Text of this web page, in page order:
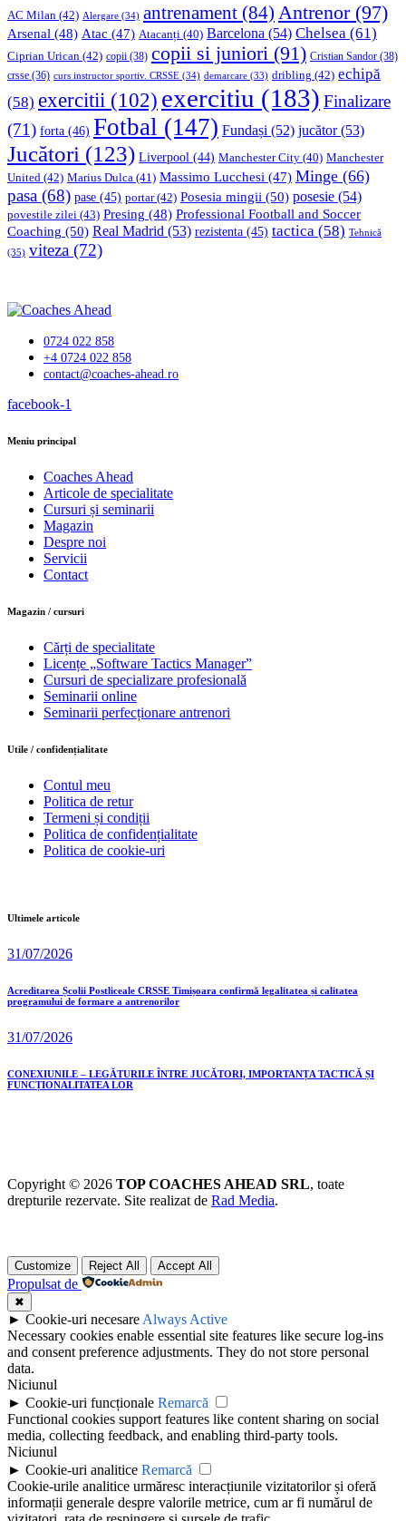
AC Milan (42) Alergare (34) antrenament (84) Antrenor(97)
Arsenal (48) Atac (47) Atacanți (40) Barcelona (54) Chelsea (61)
Ciprian Urican (42) copii (38) copii si juniori (91) Cristian Sandor (38)
crsse (36) curs instructor sportiv. CRSSE (34) demarcare (33) dribling (42) echipă
(58) exercitii (102) exercitiu (183) Finalizare
(71) forta (46) Fotbal (147) Fundași (52) jucător(53)
Jucători (123) Liverpool (44) Manchester City (40) Manchester
United (42) Marius Dulca (41) Massimo Lucchesi (47) Minge (66)
pasa (68) pase (45) portar(42) Posesia mingii (50) posesie (54)
povestile zilei (43) Presing (48) Professional Football and Soccer
Coaching (50) Real Madrid (53) rezistenta (45) tactica (58) Tehnică
(35) viteza (72)
0724 022 858
+4 0724 022 858
contact@coaches-ahead.ro
facebook-1
Meniu principal
Coaches Ahead
Articole de specialitate
Cursuri și seminarii
Magazin
Despre noi
Servicii
Contact
Magazin / cursuri
Cărți de specialitate
Licențe „Software Tactics Manager”
Cursuri de specializare profesională
Seminarii online
Seminarii perfecționare antrenori
Utile / confidențialitate
Contul meu
Politica de retur
Termeni și condiții
Politica de confidențialitate
Politica de cookie-uri
Ultimele articole
31/07/2026
Acreditarea Școlii Postliceale CRSSE Timișoara confirmă legalitatea și calitatea
programului de formare a antrenorilor
31/07/2026
CONEXIUNILE – LEGĂTURILE ÎNTRE JUCĂTORI, IMPORTANȚA TACTICĂ ȘI
FUNCȚIONALITATEA LOR
Copyright © 2026 TOP COACHES AHEAD SRL, toate
drepturile rezervate. Site realizat de Rad Media.
Customize Reject All Accept All
Propulsat de
✖
► Cookie-uri necesare Always Active
Necessary cookies enable essential site features like secure log-ins
and consent preference adjustments. They do not store personal
data.
Niciunul
► Cookie-uri funcționale Remarcă
Functional cookies support features like content sharing on social
media, collecting feedback, and enabling third-party tools.
Niciunul
► Cookie-uri analitice Remarcă
Cookie-urile analitice urmăresc interacțiunile vizitatorilor și oferă
informații generale despre valorile metrice, cum ar fi numărul de